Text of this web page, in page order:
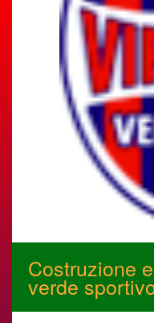
Costruzione
verde